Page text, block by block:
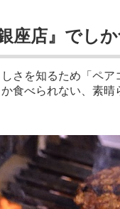
座店』でし
さを知るため「ペ
食べられない、素